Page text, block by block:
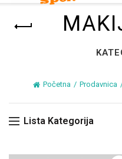
Početna Prodavnica
Lista Kategorija